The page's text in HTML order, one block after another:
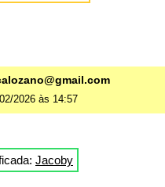
2026 às 14:57
Jacoby